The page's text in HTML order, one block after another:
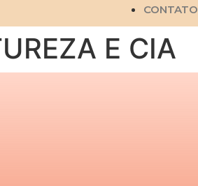
CONTATO
E CIA